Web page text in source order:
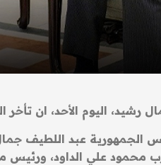
اليوم الأحد، ان تأخر
الجمهورية عبد اللطيف
محمود علي الداود، ورئيس